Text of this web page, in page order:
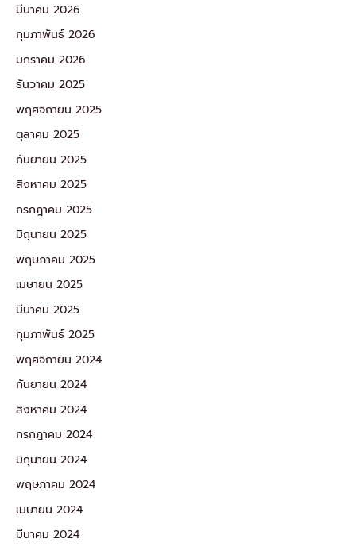
มีนาคม 2026
กุมภาพันธ์ 2026
มกราคม 2026
ธันวาคม 2025
พฤศจิกายน 2025
ตุลาคม 2025
กันยายน 2025
สิงหาคม 2025
กรกฎาคม 2025
มิถุนายน 2025
พฤษภาคม 2025
เมษายน 2025
มีนาคม 2025
กุมภาพันธ์ 2025
พฤศจิกายน 2024
กันยายน 2024
สิงหาคม 2024
กรกฎาคม 2024
มิถุนายน 2024
พฤษภาคม 2024
เมษายน 2024
มีนาคม 2024